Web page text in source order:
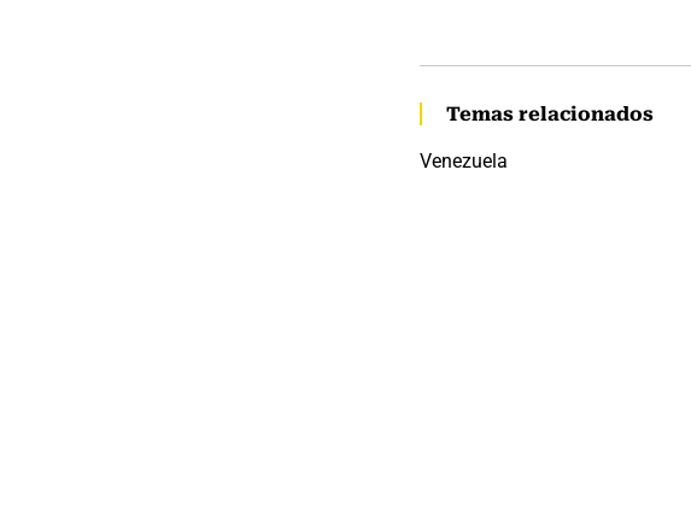
Temas relacionados
Venezuela